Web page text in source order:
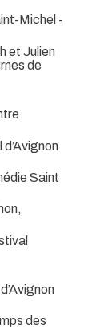
Michel -
et Julien
de
Saint
des